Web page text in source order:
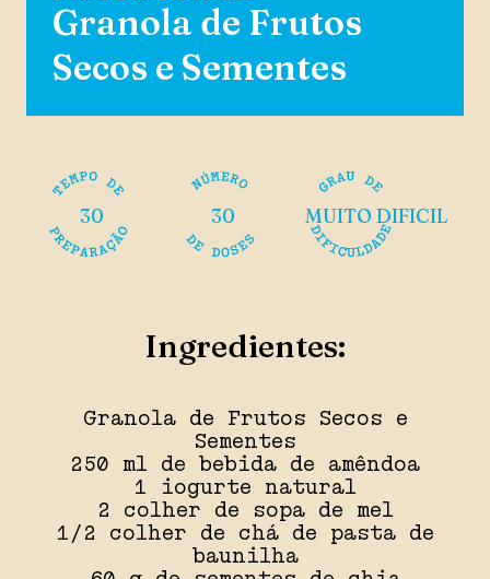
Granola de Frutos
Secos e Sementes
30 30 MUITO DIFICIL
Ingredientes:
Granola de Frutos Secos e
Sementes
250 ml de bebida de amêndoa
1 iogurte natural
2 colher de sopa de mel
1/2 colher de chá de pasta de
baunilha